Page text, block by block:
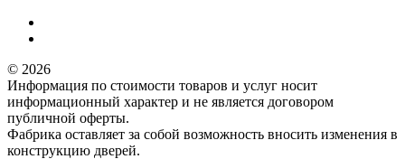
© 2026
Информация по стоимости товаров и услуг носит
информационный характер и не является договором
публичной оферты.
Фабрика оставляет за собой возможность вносить изменения в
конструкцию дверей.